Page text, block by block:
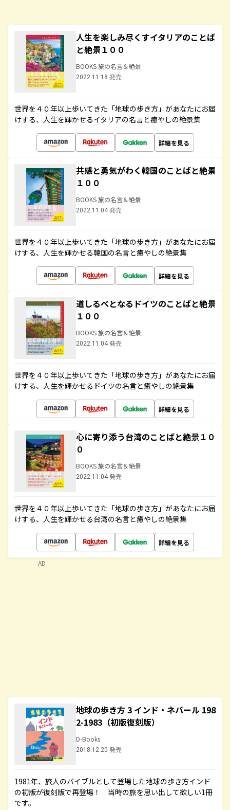
人生を楽しみ尽くすイタリアのことば
と絶景１００
BOOKS 旅の名言＆絶景
2022.11.18 発売
世界を４０年以上歩いてきた「地球の歩き方」があなたにお届
けする、人生を輝かせるイタリアの名言と癒やしの絶景集
詳細を見る
共感と勇気がわく韓国のことばと絶景
１００
BOOKS 旅の名言＆絶景
2022.11.04 発売
世界を４０年以上歩いてきた「地球の歩き方」があなたにお届
けする、人生を輝かせる韓国の名言と癒やしの絶景集
詳細を見る
道しるべとなるドイツのことばと絶景
１００
BOOKS 旅の名言＆絶景
2022.11.04 発売
世界を４０年以上歩いてきた「地球の歩き方」があなたにお届
けする、人生を輝かせるドイツの名言と癒やしの絶景集
詳細を見る
心に寄り添う台湾のことばと絶景１０
０
BOOKS 旅の名言＆絶景
2022.11.04 発売
世界を４０年以上歩いてきた「地球の歩き方」があなたにお届
けする、人生を輝かせる台湾の名言と癒やしの絶景集
詳細を見る
地球の歩き方 3 インド・ネパール 198
2-1983（初版復刻版）
D-Books
2018.12.20 発売
1981年、旅人のバイブルとして登場した地球の歩き方インド
の初版が復刻版で再登場！ 当時の旅を思い出して欲しい1冊
です。
AD